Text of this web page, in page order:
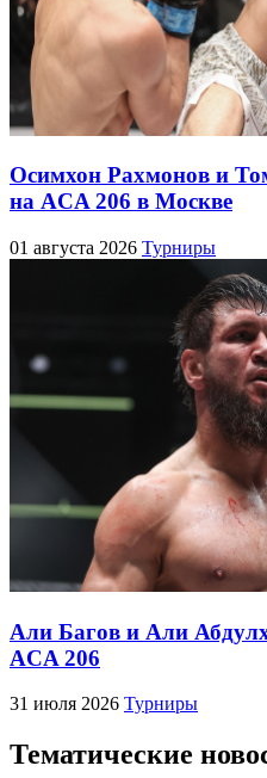
Осимхон Рахмонов и
на ACA 206 в Москве
01 августа 2026 Турниры
Али Багов и Али
ACA 206
31 июля 2026 Турниры
Тематические